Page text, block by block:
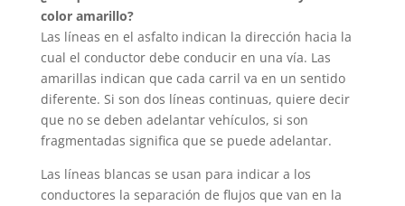
color amarillo?
Las líneas en el asfalto indican la dirección hacia la
cual el conductor debe conducir en una vía. Las
amarillas indican que cada carril va en un sentido
diferente. Si son dos líneas continuas, quiere decir
que no se deben adelantar vehículos, si son
fragmentadas significa que se puede adelantar.
Las líneas blancas se usan para indicar a los
conductores la separación de flujos que van en la